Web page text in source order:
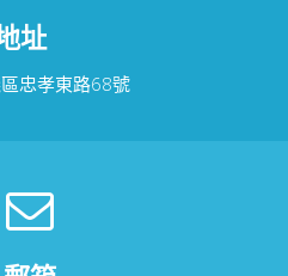
址
忠孝東路68號